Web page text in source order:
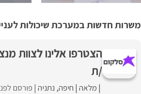
משרות חדשות במערכת שיכולות
הצטרפו אלינו לצוות
/ת
מלאה חיפה נתניה פורסם לפני 3